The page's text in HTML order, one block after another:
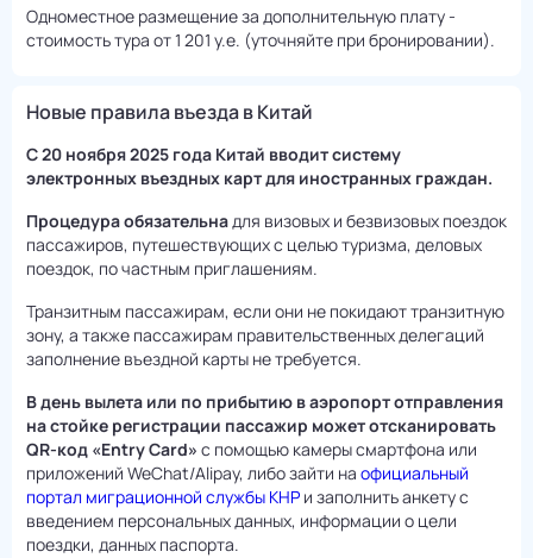
Одноместное размещение за дополнительную плату -
стоимость тура от 1 201 у.е. (уточняйте при бронировании).
Новые правила въезда в Китай
С 20 ноября 2025 года Китай вводит систему
электронных въездных карт для иностранных граждан.
Процедура обязательнадля визовых и безвизовых поездок
пассажиров, путешествующих с целью туризма, деловых
поездок, по частным приглашениям.
Транзитным пассажирам, если они не покидают транзитную
зону, а также пассажирам правительственных делегаций
заполнение въездной карты не требуется.
В день вылета или по прибытию в аэропорт отправления
на стойке регистрации пассажир может отсканировать
QR-код «Entry Card» с помощью камеры смартфона или
приложений WeChat/Alipay, либо зайти на официальный
портал миграционной службы КНР и заполнить анкету с
введением персональных данных, информации о цели
поездки, данных паспорта.